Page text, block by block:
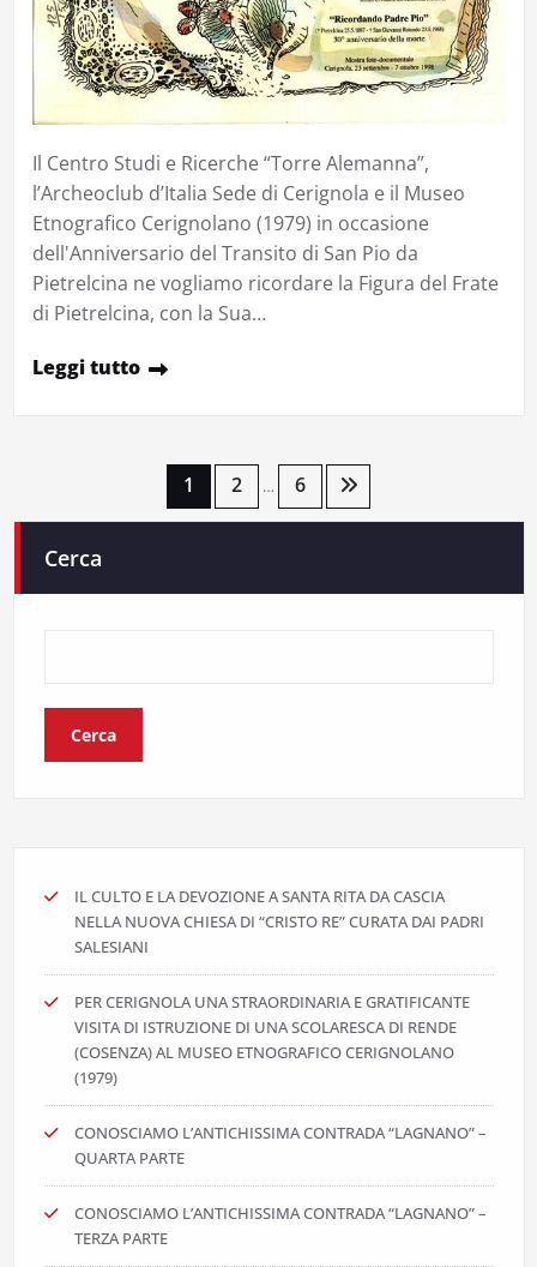
Il Centro Studi e Ricerche “Torre Alemanna”,
l’Archeoclub d’Italia Sede di Cerignola e il Museo
Etnografico Cerignolano (1979) in occasione
dell'Anniversario del Transito di San Pio da
Pietrelcina ne vogliamo ricordare la Figura del Frate
di Pietrelcina, con la Sua…
Leggi tutto
Paginazione
articoli
1 2 … 6
Cerca
Cerca
IL CULTO E LA DEVOZIONE A SANTA RITA DA CASCIA
NELLA NUOVA CHIESA DI “CRISTO RE” CURATA DAI PADRI
SALESIANI
PER CERIGNOLA UNA STRAORDINARIA E GRATIFICANTE
VISITA DI ISTRUZIONE DI UNA SCOLARESCA DI RENDE
(COSENZA) AL MUSEO ETNOGRAFICO CERIGNOLANO
(1979)
CONOSCIAMO L’ANTICHISSIMA CONTRADA “LAGNANO” –
QUARTA PARTE
CONOSCIAMO L’ANTICHISSIMA CONTRADA “LAGNANO” –
TERZA PARTE